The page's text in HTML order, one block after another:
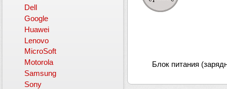
Блок питания
Dell
Google
Huawei
Lenovo
MicroSoft
Motorola
Samsung
Sony